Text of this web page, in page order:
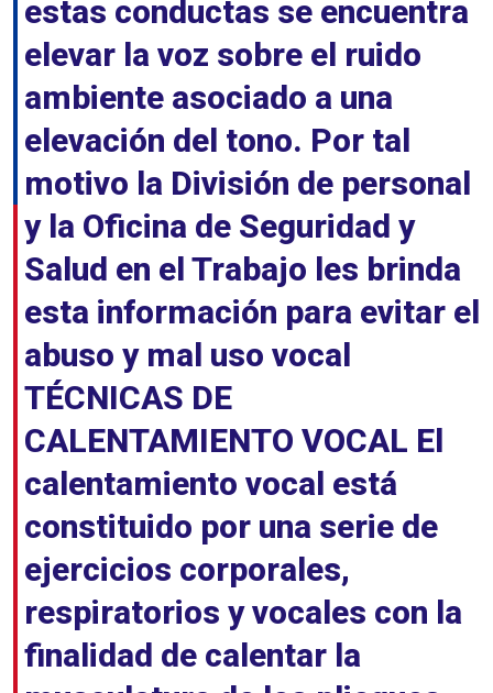
estas conductas se encuentra
elevar la voz sobre el ruido
ambiente asociado a una
elevación del tono. Por tal
motivo la División de personal
y la Oficina de Seguridad y
Salud en el Trabajo les brinda
esta información para evitar el
abuso y mal uso vocal
TÉCNICAS DE
CALENTAMIENTO VOCAL El
calentamiento vocal está
constituido por una serie de
ejercicios corporales,
respiratorios y vocales con la
finalidad de calentar la